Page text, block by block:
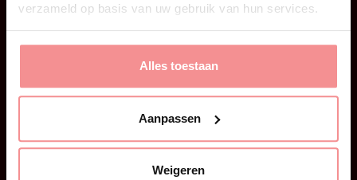
verzameld op basis van uw gebruik van hun services.
Alles toestaan
Aanpassen
Weigeren
Kaat | Dilatoren by Kaat!
Geen speeltje, maar een seksueel hulpmiddel
mogen ontwerpen voor LadiesNight. Iets waar
ik ontzettend trots op ben, omdat het ZO nodig
is! Deze keer ontwierp ik geen seksspeeltje
hulpmiddel waarvan ik in mijn praktijk
meekreeg dat er ZO veel nood […]